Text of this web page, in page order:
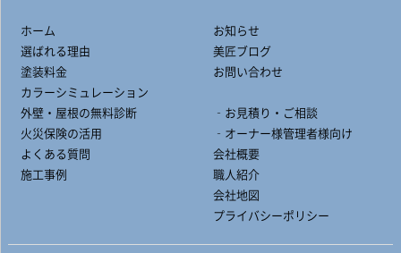
ホーム
選ばれる理由
塗装料金
カラーシミュレーション
外壁・屋根の無料診断
火災保険の活用
よくある質問
施工事例
お知らせ
美匠ブログ
お問い合わせ
‐お見積り・ご相談
‐オーナー様管理者様向け
会社概要
職人紹介
会社地図
プライバシーポリシー